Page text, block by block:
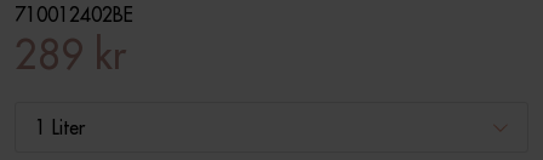
710012402BE
289 kr
1 Liter